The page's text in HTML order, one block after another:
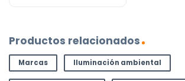
Productos relacionados
Marcas Iluminación ambiental